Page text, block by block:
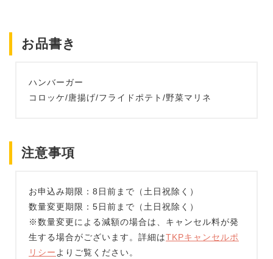
お品書き
ハンバーガー
コロッケ/唐揚げ/フライドポテト/野菜マリネ
注意事項
お申込み期限：8日前まで（土日祝除く）
数量変更期限：5日前まで（土日祝除く）
※数量変更による減額の場合は、キャンセル料が発
生する場合がございます。詳細はTKPキャンセルポ
リシーよりご覧ください。